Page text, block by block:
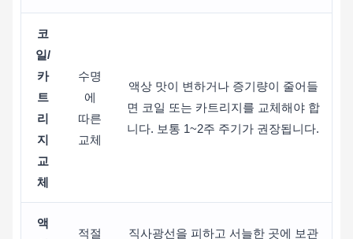
코
일/
카
트
리
지
교
체
수명
에
따른
교체
액상 맛이 변하거나 증기량이 줄어들
면 코일 또는 카트리지를 교체해야 합
니다. 보통 1~2주 주기가 권장됩니다.
액
적절
직사광선을 피하고 서늘한 곳에 보관